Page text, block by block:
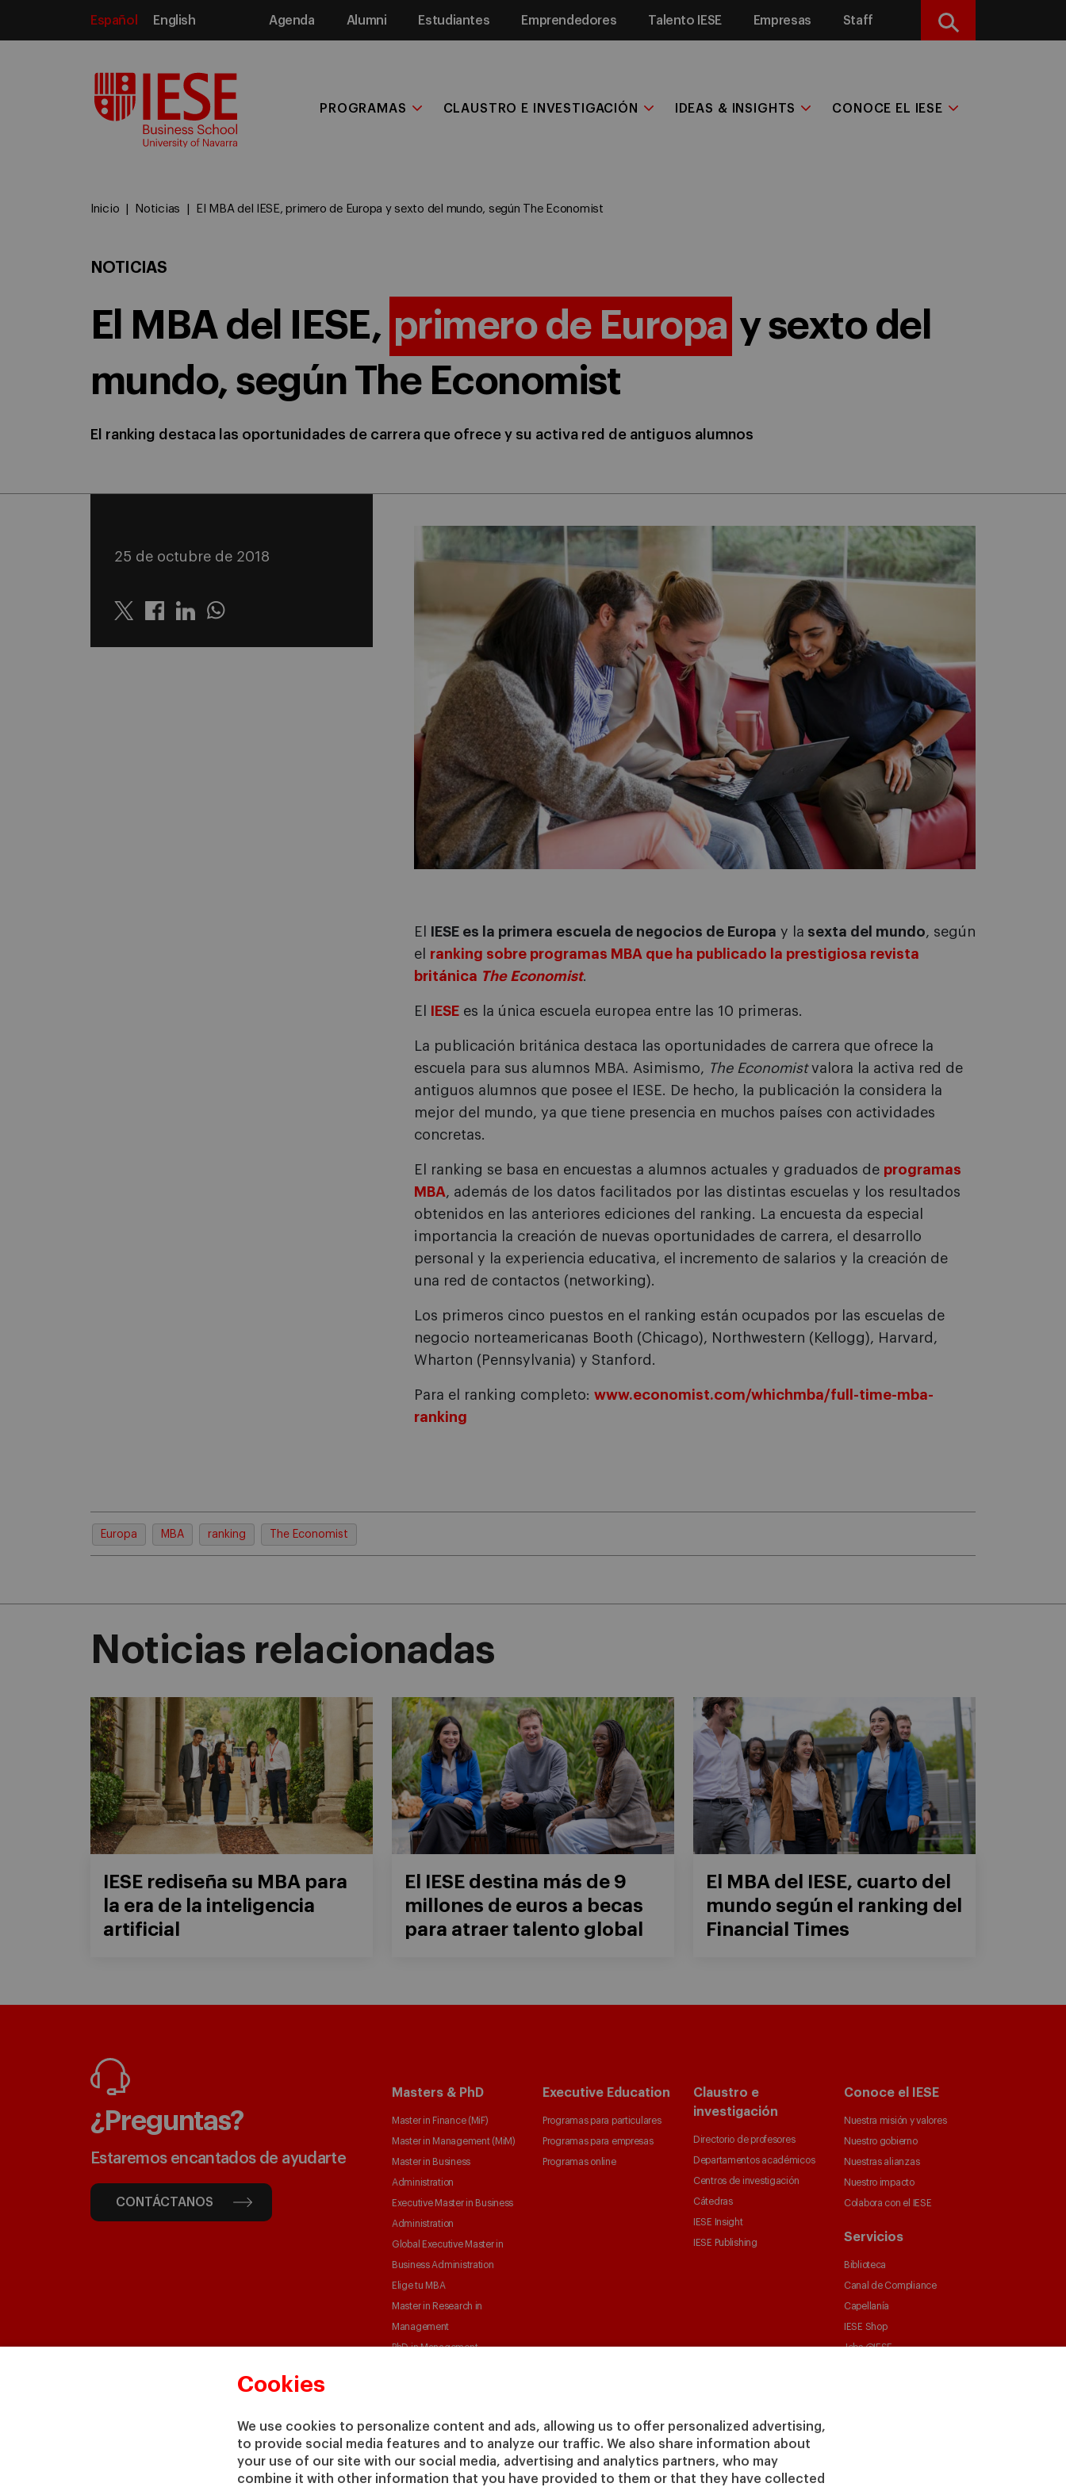
Cookies
We use cookies to personalize content and ads, allowing us to offer personalized advertising,
to provide social media features and to analyze our traffic. We also share information about
your use of our site with our social media, advertising and analytics partners, who may
combine it with other information that you have provided to them or that they have collected
Español English Agenda Alumni Estudiantes Emprendedores Talento IESE Empresas Staff Buscar
PROGRAMAS CLAUSTRO E INVESTIGACIÓN IDEAS & INSIGHTS CONOCE EL IESE
Inicio Noticias El MBA del IESE, primero de Europa y sexto del mundo, según The Economist
NOTICIAS
El MBA del IESE, primero de Europa y sexto del
mundo, según The Economist
El ranking destaca las oportunidades de carrera que ofrece y su activa red de antiguos alumnos
25 de octubre de 2018
Twitter LinkedinWhatsapp
El IESE es la primera escuela de negocios de Europa y la sexta del mundo, según
el ranking sobre programas MBA que ha publicado la prestigiosa revista
británica The Economist.
El IESE es la única escuela europea entre las 10 primeras.
La publicación británica destaca las oportunidades de carrera que ofrece la
escuela para sus alumnos MBA. Asimismo, The Economistvalora la activa red de
antiguos alumnos que posee el IESE. De hecho, la publicación la considera la
mejor del mundo, ya que tiene presencia en muchos países con actividades
concretas.
El ranking se basa en encuestas a alumnos actuales y graduados de programas
MBA, además de los datos facilitados por las distintas escuelas y los resultados
obtenidos en las anteriores ediciones del ranking. La encuesta da especial
importancia la creación de nuevas oportunidades de carrera, el desarrollo
personal y la experiencia educativa, el incremento de salarios y la creación de
una red de contactos (networking).
Los primeros cinco puestos en el ranking están ocupados por las escuelas de
negocio norteamericanas Booth (Chicago), Northwestern (Kellogg), Harvard,
Wharton (Pennsylvania) y Stanford.
Para el ranking completo: www.economist.com/whichmba/full-time-mba-
ranking
Europa MBA ranking The Economist
Noticias relacionadas
IESE rediseña su MBA para
la era de la inteligencia
artificial
El IESE destina más de 9
millones de euros a becas
para atraer talento global
El MBA del IESE, cuarto del
mundo según el ranking del
Financial Times
¿Preguntas?
Estaremos encantados de ayudarte
CONTÁCTANOS
Masters & PhD
Master in Finance (MiF)
Master in Management (MiM)
Master in Business
Administration
Executive Master in Business
Administration
Global Executive Master in
Business Administration
Elige tu MBA
Master in Research in
Management
PhD in Management
Executive Education
Programas para particulares
Programas para empresas
Programas online
Claustro e
investigación
Directorio de profesores
Departamentos académicos
Centros de investigación
Cátedras
IESE Insight
IESE Publishing
Conoce el IESE
Nuestra misión y valores
Nuestro gobierno
Nuestras alianzas
Nuestro impacto
Colabora con el IESE
Servicios
Biblioteca
Canal de Compliance
Capellanía
IESE Shop
Jobs @IESE
© Copyright, 2026. IESE Business School | University of Privacidad Aviso Cookies